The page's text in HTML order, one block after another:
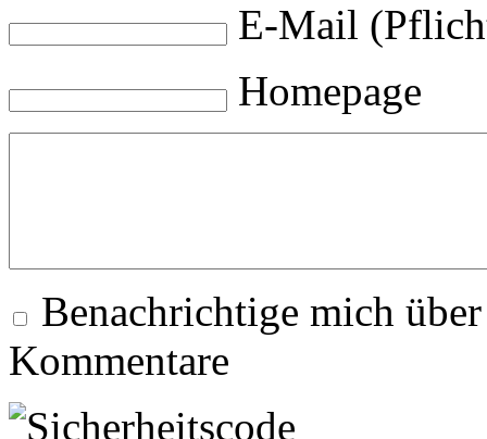
E-Mail
Homepage
Benachrichtige mich
Kommentare